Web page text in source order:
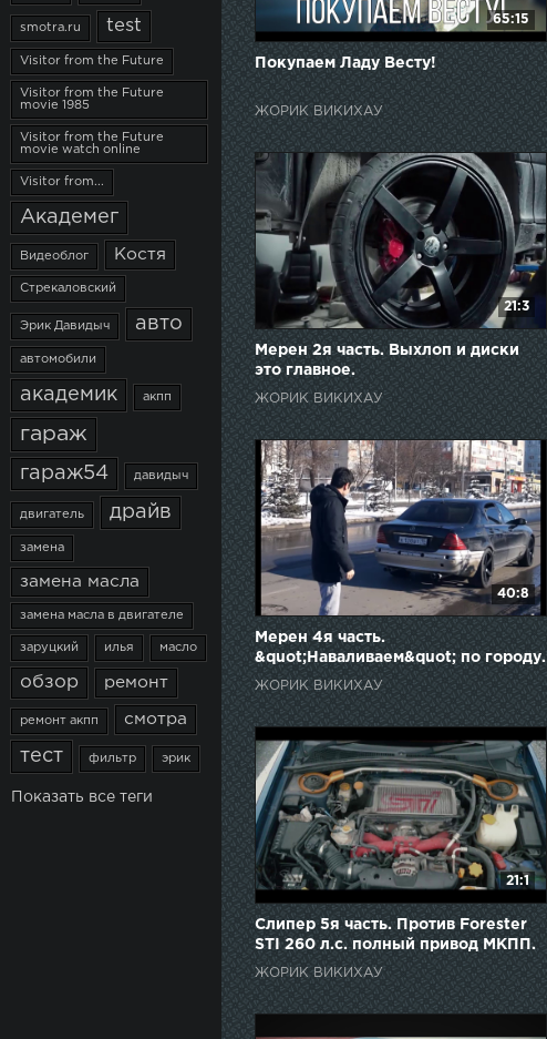
smotra.ru test
Visitor from the Future
Visitor from the Future
movie 1985
Visitor from the Future
movie watch online
Visitor from...
Академег
Видеоблог Костя
Стрекаловский
Эрик Давидыч авто
автомобили
академик акпп
гараж
гараж54 давидыч
двигатель драйв
замена
замена масла
замена масла в двигателе
заруцкий илья масло
обзор ремонт
ремонт акпп смотра
тест фильтр эрик
Показать все теги
65:15
Покупаем Ладу Весту!
ЖОРИК ВИКИХАУ
21:3
Мерен 2я часть. Выхлоп и диски
это главное.
ЖОРИК ВИКИХАУ
40:8
Мерен 4я часть.
&quot;Наваливаем&quot; по городу.
ЖОРИК ВИКИХАУ
21:1
Слипер 5я часть. Против Forester
STI 260 л.с. полный привод МКПП.
ЖОРИК ВИКИХАУ